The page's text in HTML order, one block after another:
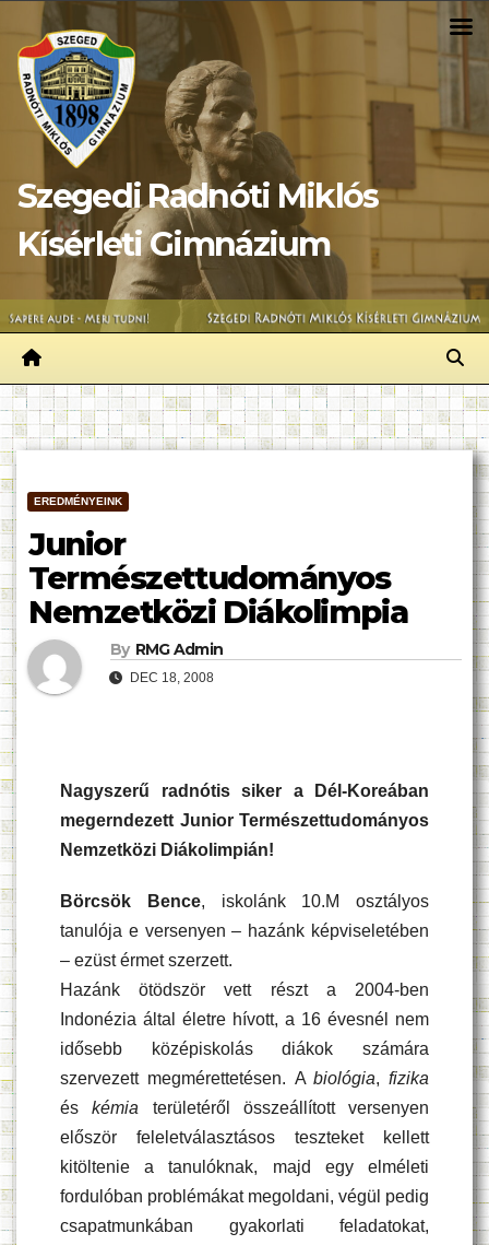
content
Szegedi Radnóti Miklós
Kísérleti Gimnázium
EREDMÉNYEINK
Junior
Természettudományos
Nemzetközi Diákolimpia
By RMG Admin
DEC 18, 2008
Nagyszerű radnótis siker a Dél-Koreában
megerndezett Junior Természettudományos
Nemzetközi Diákolimpián!
Börcsök Bence, iskolánk 10.M osztályos
tanulója e versenyen – hazánk képviseletében
– ezüst érmet szerzett.
Hazánk ötödször vett részt a 2004-ben
Indonézia által életre hívott, a 16 évesnél nem
idősebb középiskolás diákok számára
szervezett megmérettetésen. Abiológia, fizika
éskémia területéről összeállított versenyen
először feleletválasztásos teszteket kellett
kitöltenie a tanulóknak, majd egy elméleti
fordulóban problémákat megoldani, végül pedig
csapatmunkában gyakorlati feladatokat,